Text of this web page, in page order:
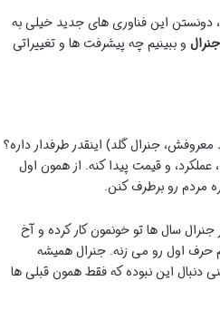
دونستن این فناوری های جدید خیلی به
و ببینیم چه پیشرفت ها و تغییراتی
معروفش، جنرال گلد) اینقدر طرفدار داره؟
و قیمت پیدا کنه. از همون اول
مردم رو برطرف کنن.
سال ها تو خونمون کار کرده و آخ
حرف اول رو می زنه. جنرال همیشه
دنبال این نبوده که فقط همون قبلی ها